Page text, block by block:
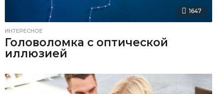
1647
ИНТЕРЕСНОЕ
Головоломка с оптической
иллюзией